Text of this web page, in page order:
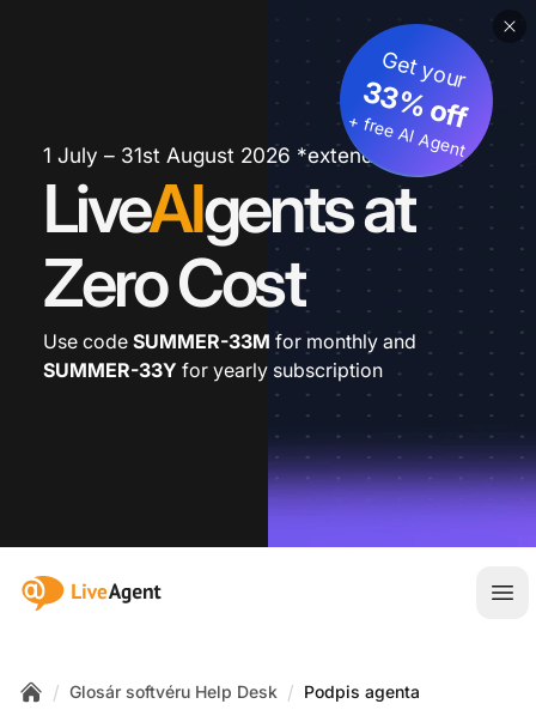
1 July – 31st August 2026 *extended
LiveAIgents at
Zero Cost
Get your
33% off
+ free AI Agent
Use code SUMMER-33M for monthly and
SUMMER-33Y for yearly subscription
:site.title
/ Glosár softvéru Help Desk / Podpis agenta